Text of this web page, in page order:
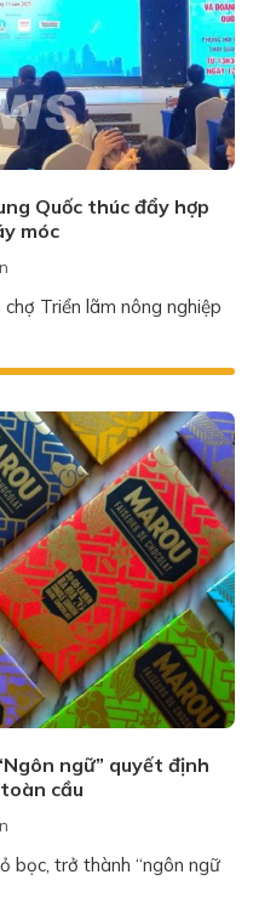
Quốc thúc đẩy hợp
móc
Triển lãm nông nghiệp
ngữ” quyết định
cầu
bọc, trở thành “ngôn ngữ